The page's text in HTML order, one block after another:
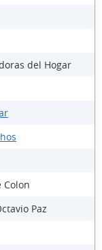
del Hogar
Colon
Paz